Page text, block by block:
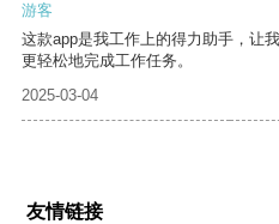
游客
这款app是我工作上的得力助手，让
更轻松地完成工作任务。
2025-03-04
友情链接